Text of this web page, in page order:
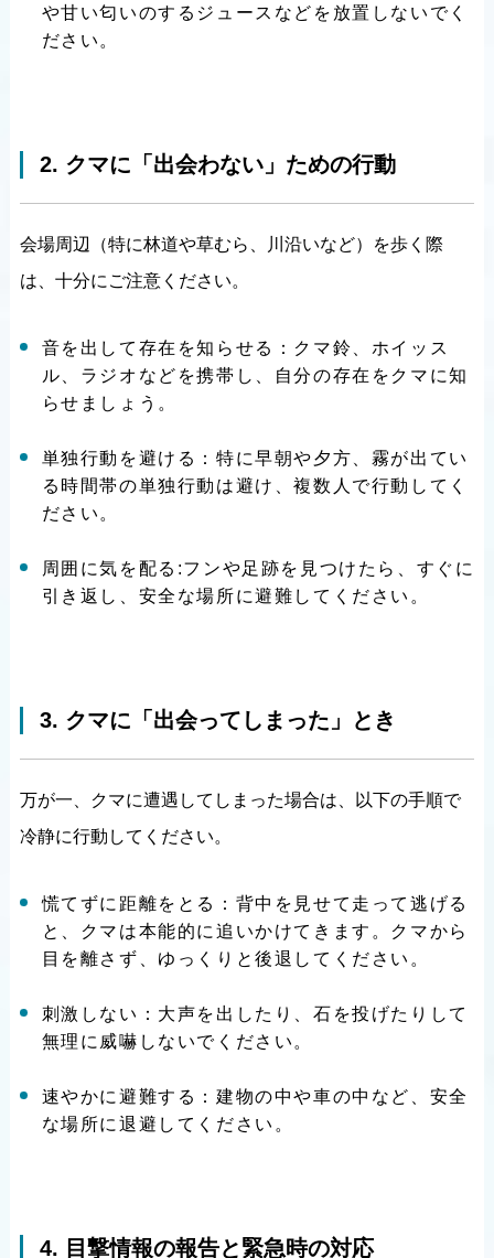
や甘い匂いのするジュースなどを放置しないでく
ださい。
2. クマに「出会わない」ための行動
会場周辺（特に林道や草むら、川沿いなど）を歩く際
は、十分にご注意ください。
音を出して存在を知らせる：クマ鈴、ホイッス
ル、ラジオなどを携帯し、自分の存在をクマに知
らせましょう。
単独行動を避ける：特に早朝や夕方、霧が出てい
る時間帯の単独行動は避け、複数人で行動してく
ださい。
周囲に気を配る:フンや足跡を見つけたら、すぐに
引き返し、安全な場所に避難してください。
3. クマに「出会ってしまった」とき
万が一、クマに遭遇してしまった場合は、以下の手順で
冷静に行動してください。
慌てずに距離をとる：背中を見せて走って逃げる
と、クマは本能的に追いかけてきます。クマから
目を離さず、ゆっくりと後退してください。
刺激しない：大声を出したり、石を投げたりして
無理に威嚇しないでください。
速やかに避難する：建物の中や車の中など、安全
な場所に退避してください。
4. 目撃情報の報告と緊急時の対応